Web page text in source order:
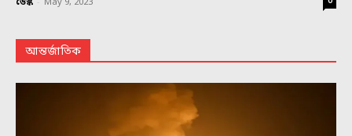
আন্তর্জাতিক